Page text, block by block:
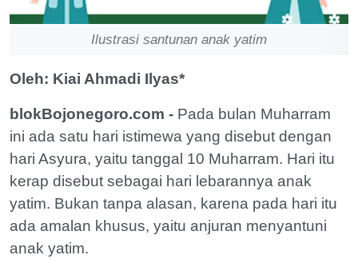
Ilustrasi santunan anak yatim
Oleh: Kiai Ahmadi Ilyas*
blokBojonegoro.com - Pada bulan Muharram
ini ada satu hari istimewa yang disebut dengan
hari Asyura, yaitu tanggal 10 Muharram. Hari itu
kerap disebut sebagai hari lebarannya anak
yatim. Bukan tanpa alasan, karena pada hari itu
ada amalan khusus, yaitu anjuran menyantuni
anak yatim.